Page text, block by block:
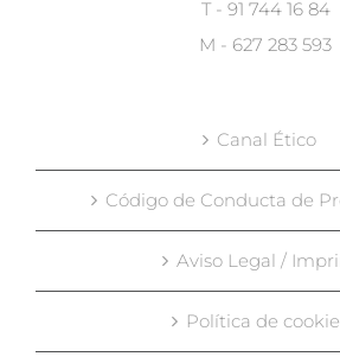
T - 91 744 16 84
M - 627 283 593
Canal Ético
Código de Conducta de
Aviso Legal /
Política de